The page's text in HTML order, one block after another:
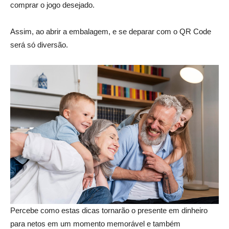
comprar o jogo desejado.
Assim, ao abrir a embalagem, e se deparar com o QR Code
será só diversão.
Percebe como estas dicas tornarão o presente em dinheiro
para netos em um momento memorável e também